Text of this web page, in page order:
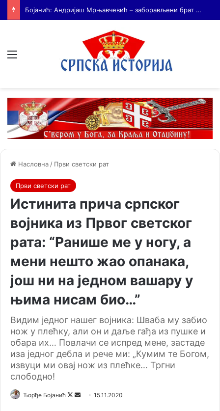
На Дражин дан у Лондону обележено 80. година од мучког убиства генерала Драгољуба Драже Михаиловића
Насловна / Први светски рат
Први светски рат
Истинита прича српског
војника из Првог светског
рата: “Ранише ме у ногу, а
мени нешто жао опанака,
још ни на једном вашару у
њима нисам био…”
Видим једног нашег војника: Шваба му забио
нож у плећку, али он и даље гађа из пушке и
обара их… Повлачи се испред мене, застаде
иза једног дебла и рече ми: „Кумим те Богом,
извуци ми овај нож из плећке… Тргни
слободно!
Ђорђе Бојанић
F
15.11.2020